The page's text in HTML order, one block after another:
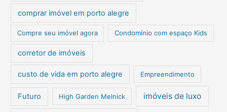
comprar imóvel em porto alegre
Compre seu imóvel agora Condomínio com espaço Kids
corretor de imóveis
custo de vida em porto alegre Empreendimento
Futuro High Garden Melnick imóveis de luxo